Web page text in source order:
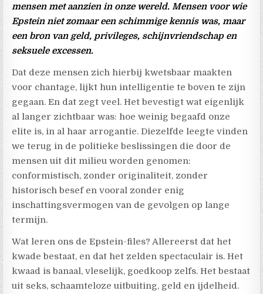
mensen met aanzien in onze wereld. Mensen voor wie
Epstein niet zomaar een schimmige kennis was, maar
een bron van geld, privileges, schijnvriendschap en
seksuele excessen.
Dat deze mensen zich hierbij kwetsbaar maakten
voor chantage, lijkt hun intelligentie te boven te zijn
gegaan. En dat zegt veel. Het bevestigt wat eigenlijk
al langer zichtbaar was: hoe weinig begaafd onze
elite is, in al haar arrogantie. Diezelfde leegte vinden
we terug in de politieke beslissingen die door de
mensen uit dit milieu worden genomen:
conformistisch, zonder originaliteit, zonder
historisch besef en vooral zonder enig
inschattingsvermogen van de gevolgen op lange
termijn.
Wat leren ons de Epstein-files? Allereerst dat het
kwade bestaat, en dat het zelden spectaculair is. Het
kwaad is banaal, vleselijk, goedkoop zelfs. Het bestaat
uit seks, schaamteloze uitbuiting, geld en ijdelheid.